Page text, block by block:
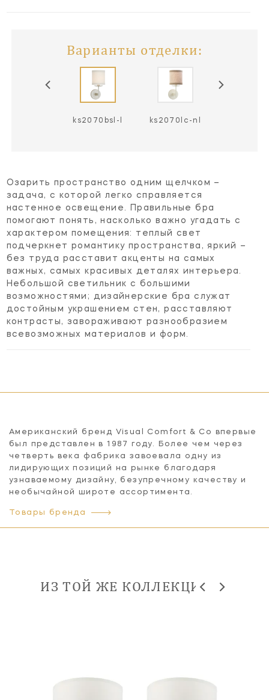
Варианты отделки:
ks2070bsl-l ks2070lc-nl
Озарить пространство одним щелчком –
задача, с которой легко справляется
настенное освещение. Правильные бра
помогают понять, насколько важно угадать с
характером помещения: теплый свет
подчеркнет романтику пространства, яркий –
без труда расставит акценты на самых
важных, самых красивых деталях интерьера.
Небольшой светильник с большими
возможностями; дизайнерские бра служат
достойным украшением стен, расставляют
контрасты, завораживают разнообразием
всевозможных материалов и форм.
Американский бренд Visual Comfort & Co впервые
был представлен в 1987 году. Более чем через
четверть века фабрика завоевала одну из
лидирующих позиций на рынке благодаря
узнаваемому дизайну, безупречному качеству и
необычайной широте ассортимента.
Товары бренда
ИЗ ТОЙ ЖЕ КОЛЛЕКЦИИ